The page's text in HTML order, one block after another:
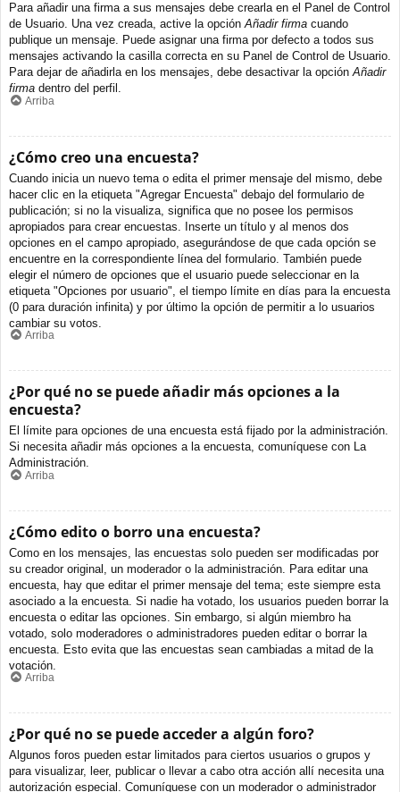
Para añadir una firma a sus mensajes debe crearla en el Panel de Control
de Usuario. Una vez creada, active la opciónAñadir firma cuando
publique un mensaje. Puede asignar una firma por defecto a todos sus
mensajes activando la casilla correcta en su Panel de Control de Usuario.
Para dejar de añadirla en los mensajes, debe desactivar la opciónAñadir
firma dentro del perfil.
Arriba
¿Cómo creo una encuesta?
Cuando inicia un nuevo tema o edita el primer mensaje del mismo, debe
hacer clic en la etiqueta "Agregar Encuesta" debajo del formulario de
publicación; si no la visualiza, significa que no posee los permisos
apropiados para crear encuestas. Inserte un título y al menos dos
opciones en el campo apropiado, asegurándose de que cada opción se
encuentre en la correspondiente línea del formulario. También puede
elegir el número de opciones que el usuario puede seleccionar en la
etiqueta "Opciones por usuario", el tiempo límite en días para la encuesta
(0 para duración infinita) y por último la opción de permitir a lo usuarios
cambiar su votos.
Arriba
¿Por qué no se puede añadir más opciones a la
encuesta?
El límite para opciones de una encuesta está fijado por la administración.
Si necesita añadir más opciones a la encuesta, comuníquese con La
Administración.
Arriba
¿Cómo edito o borro una encuesta?
Como en los mensajes, las encuestas solo pueden ser modificadas por
su creador original, un moderador o la administración. Para editar una
encuesta, hay que editar el primer mensaje del tema; este siempre esta
asociado a la encuesta. Si nadie ha votado, los usuarios pueden borrar la
encuesta o editar las opciones. Sin embargo, si algún miembro ha
votado, solo moderadores o administradores pueden editar o borrar la
encuesta. Esto evita que las encuestas sean cambiadas a mitad de la
votación.
Arriba
¿Por qué no se puede acceder a algún foro?
Algunos foros pueden estar limitados para ciertos usuarios o grupos y
para visualizar, leer, publicar o llevar a cabo otra acción allí necesita una
autorización especial. Comuníquese con un moderador o administrador